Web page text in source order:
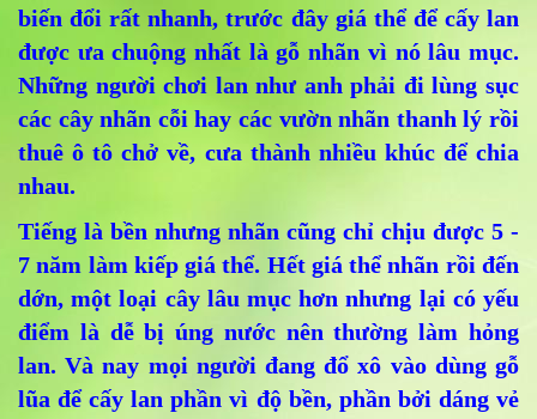
biến đổi rất nhanh, trước đây giá thể để cấy lan
được ưa chuộng nhất là gỗ nhãn vì nó lâu mục.
Những người chơi lan như anh phải đi lùng sục
các cây nhãn cỗi hay các vườn nhãn thanh lý rồi
thuê ô tô chở về, cưa thành nhiều khúc để chia
nhau.
Tiếng là bền nhưng nhãn cũng chỉ chịu được 5 -
7 năm làm kiếp giá thể. Hết giá thể nhãn rồi đến
dớn, một loại cây lâu mục hơn nhưng lại có yếu
điểm là dễ bị úng nước nên thường làm hỏng
lan. Và nay mọi người đang đổ xô vào dùng gỗ
lũa để cấy lan phần vì độ bền, phần bởi dáng vẻ